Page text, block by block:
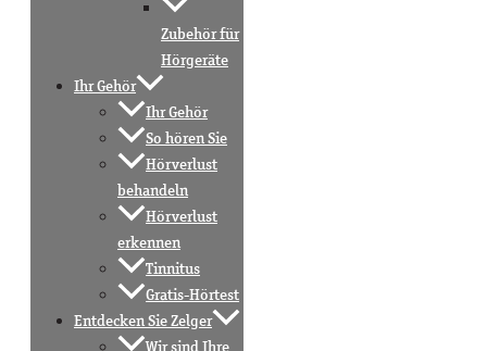
Zubehör für
Hörgeräte
Ihr Gehör
Ihr Gehör
So hören Sie
Hörverlust
behandeln
Hörverlust
erkennen
Tinnitus
Gratis-Hörtest
Entdecken Sie Zelger
Wir sind Ihre